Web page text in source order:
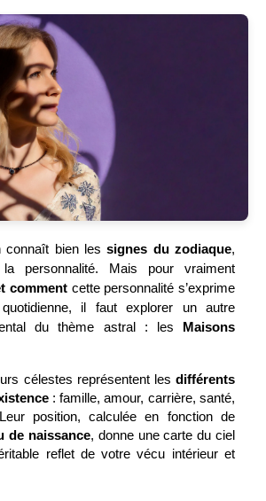
connaît bien lessignes du zodiaque,
personnalité. Mais pour vraiment
comment cette personnalité s’exprime
il faut explorer un autre
du thème astral : les
Maisons
célestes représentent les différents
: famille, amour, carrière, santé,
position, calculée en fonction de
de naissance, donne une carte du ciel
reflet de votre vécu intérieur et